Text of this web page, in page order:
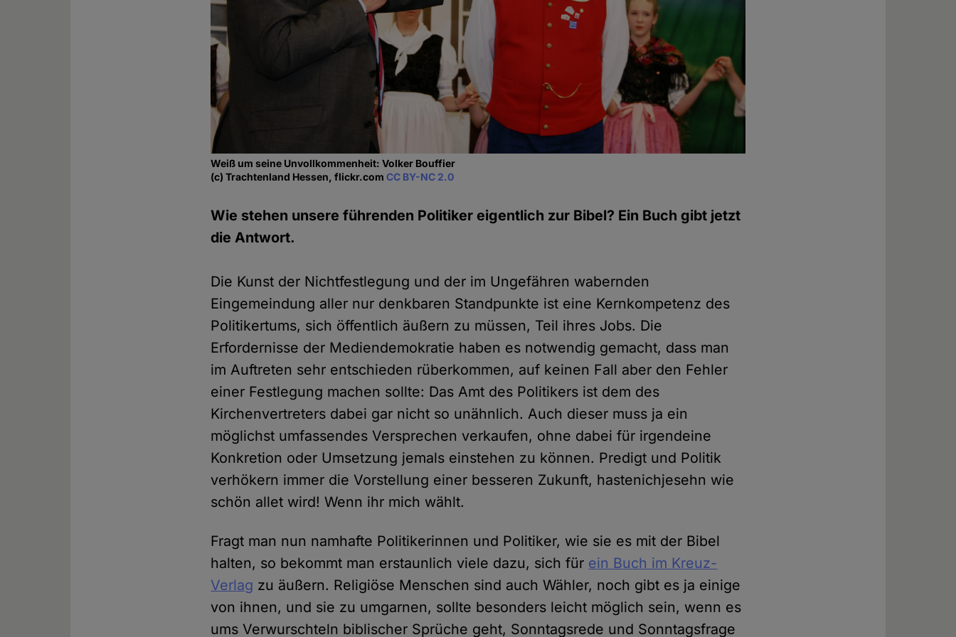
Weiß um seine Unvollkommenheit: Volker Bouffier
(c) Trachtenland Hessen, flickr.comCC BY-NC 2.0
Wie stehen unsere führenden Politiker eigentlich zur Bibel? Ein Buch gibt jetzt
die Antwort.
Die Kunst der Nichtfestlegung und der im Ungefähren wabernden
Eingemeindung aller nur denkbaren Standpunkte ist eine Kernkompetenz des
Politikertums, sich öffentlich äußern zu müssen, Teil ihres Jobs. Die
Erfordernisse der Mediendemokratie haben es notwendig gemacht, dass man
im Auftreten sehr entschieden rüberkommen, auf keinen Fall aber den Fehler
einer Festlegung machen sollte: Das Amt des Politikers ist dem des
Kirchenvertreters dabei gar nicht so unähnlich. Auch dieser muss ja ein
möglichst umfassendes Versprechen verkaufen, ohne dabei für irgendeine
Konkretion oder Umsetzung jemals einstehen zu können. Predigt und Politik
verhökern immer die Vorstellung einer besseren Zukunft, hastenichjesehn wie
schön allet wird! Wenn ihr mich wählt.
Fragt man nun namhafte Politikerinnen und Politiker, wie sie es mit der Bibel
halten, so bekommt man erstaunlich viele dazu, sich für ein Buch im Kreuz-
Verlag zu äußern. Religiöse Menschen sind auch Wähler, noch gibt es ja einige
von ihnen, und sie zu umgarnen, sollte besonders leicht möglich sein, wenn es
ums Verwurschteln biblischer Sprüche geht, Sonntagsrede und Sonntagsfrage